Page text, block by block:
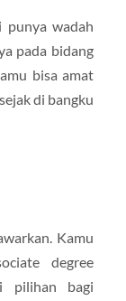
punya wadah
pada bidang
bisa amat
di bangku
Kamu
degree
pilihan bagi